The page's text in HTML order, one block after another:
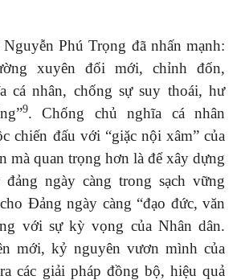
Phú Trọng đã nhấn mạnh:
xuyên đổi mới, chỉnh đốn,
cá nhân, chống sự suy thoái, hư
9. Chống chủ nghĩa cá nhân
chiến đấu với “giặc nội xâm” của
mà quan trọng hơn là để xây dựng
ngày càng trong sạch vững
Đảng ngày càng “đạo đức, văn
với sự kỳ vọng của Nhân dân.
mới, kỷ nguyên vươn mình của
các giải pháp đồng bộ, hiệu quả